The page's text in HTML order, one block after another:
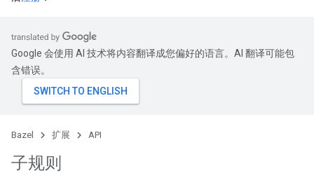
Google 会使用 AI 技术将内容翻译成您偏好的语言。AI 翻译可能包
含错误。
Bazel 扩展 API
子规则